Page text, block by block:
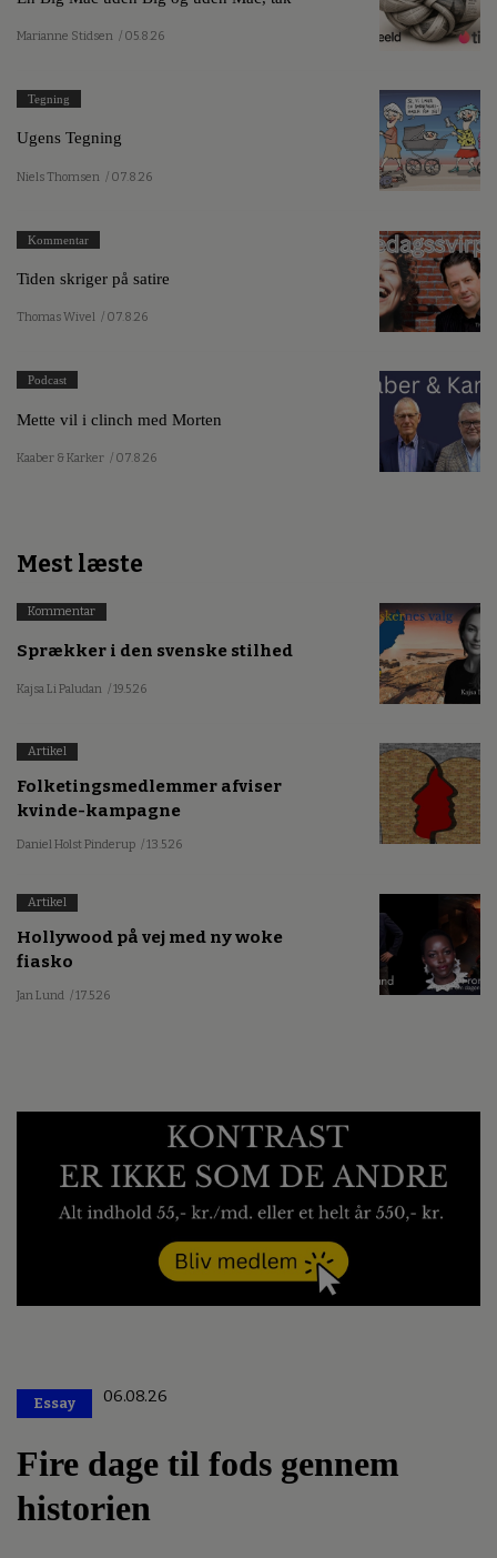
Marianne Stidsen / 05.8.26
Tegning
Ugens Tegning
Niels Thomsen / 07.8.26
Kommentar
Tiden skriger på satire
Thomas Wivel / 07.8.26
Podcast
Mette vil i clinch med Morten
Kaaber & Karker / 07.8.26
Mest læste
Kommentar
Sprækker i den svenske stilhed
Kajsa Li Paludan / 19.5.26
Artikel
Folketingsmedlemmer afviser
kvinde-kampagne
Daniel Holst Pinderup / 13.5.26
Artikel
Hollywood på vej med ny woke
fiasko
Jan Lund / 17.5.26
Essay 06.08.26
Fire dage til fods gennem
historien